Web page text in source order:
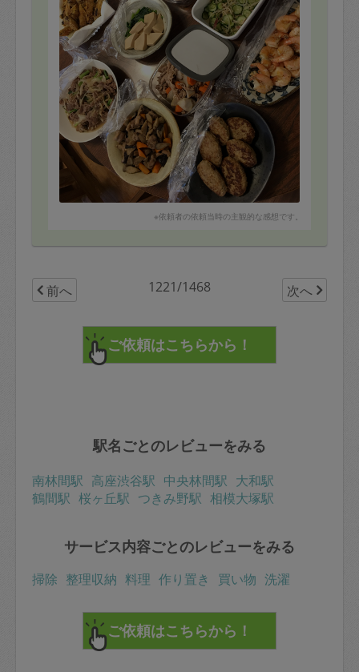
っくりしました。
短時間でここまでこなす効率良さに感動しております。
ありがとうございました！
またお願いしたいと思います。
※依頼者の依頼当時の主観的な感想です。
前へ 1221/1468 次へ
駅名ごとのレビューをみる
南林間駅 高座渋谷駅 中央林間駅 大和駅
鶴間駅 桜ヶ丘駅 つきみ野駅 相模大塚駅
サービス内容ごとのレビューをみる
掃除 整理収納 料理 作り置き 買い物 洗濯